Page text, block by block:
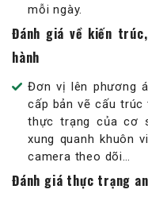
mỗi ngày.
Đánh giá về kiến
hành
Đơn vị lên phương
cấp bản vẽ cấu trúc
thực trạng của cơ
xung quanh khuôn
camera theo dõi…
Đánh giá thực trạng